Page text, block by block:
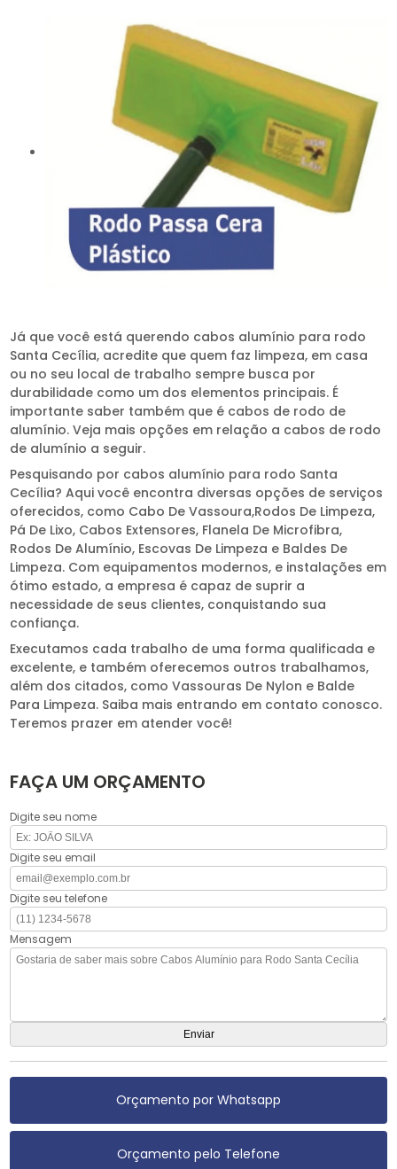
Já que você está querendo cabos alumínio para rodo
Santa Cecília, acredite que quem faz limpeza, em casa
ou no seu local de trabalho sempre busca por
durabilidade como um dos elementos principais. É
importante saber também que é cabos de rodo de
alumínio. Veja mais opções em relação a cabos de rodo
de alumínio a seguir.
Pesquisando por cabos alumínio para rodo Santa
Cecília? Aqui você encontra diversas opções de serviços
oferecidos, como Cabo De Vassoura,Rodos De Limpeza,
Pá De Lixo, Cabos Extensores, Flanela De Microfibra,
Rodos De Alumínio, Escovas De Limpeza e Baldes De
Limpeza. Com equipamentos modernos, e instalações em
ótimo estado, a empresa é capaz de suprir a
necessidade de seus clientes, conquistando sua
confiança.
Executamos cada trabalho de uma forma qualificada e
excelente, e também oferecemos outros trabalhamos,
além dos citados, como Vassouras De Nylon e Balde
Para Limpeza. Saiba mais entrando em contato conosco.
Teremos prazer em atender você!
FAÇA UM ORÇAMENTO
Digite seu nome
Digite seu email
Digite seu telefone
Mensagem
Orçamento por Whatsapp
Orçamento pelo Telefone